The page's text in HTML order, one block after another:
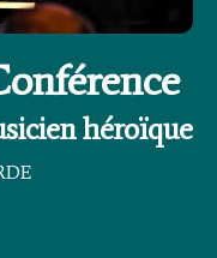
héroïque